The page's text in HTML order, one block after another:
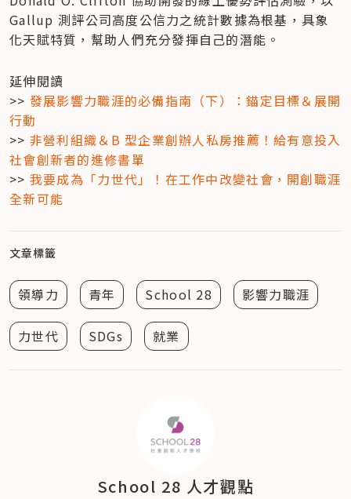
Gallup 測評公司高度公信力之統計數據為根基，具象
化天賦特質，幫助人們充分發揮自己的潛能。
延伸閱讀
>> 發展影響力職涯的必備指南（下）：錨定目標＆展開
行動
>> 非營利組織＆B 型企業創辦人私房推薦！給有意投入
社會創新者的進修書單
>> 我要成為「力世代」！在工作中改變社會，開創職涯
全新可能
文章標籤
領導力 青年 School 28 影響力職涯
力世代 SDGs 就業
School 28 人才觀點